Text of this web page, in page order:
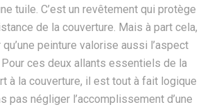
tuile. C’est un revêtement qui protège
de la couverture. Mais à part cela,
peinture valorise aussi l’aspect
Pour ces deux allants essentiels de la
à la couverture, il est tout à fait logique
pas négliger l’accomplissement d’une